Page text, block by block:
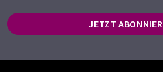
JETZT